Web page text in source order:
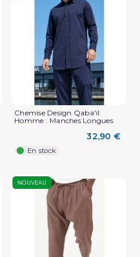
Chemise Design Qaba'il
Homme : Manches Longues
32,90 €
En stock
NOUVEAU